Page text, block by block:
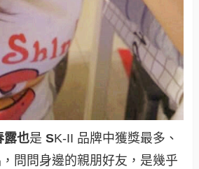
露也是SK-II 品牌中獲獎最多、
問問身邊的親朋好友，是幾乎